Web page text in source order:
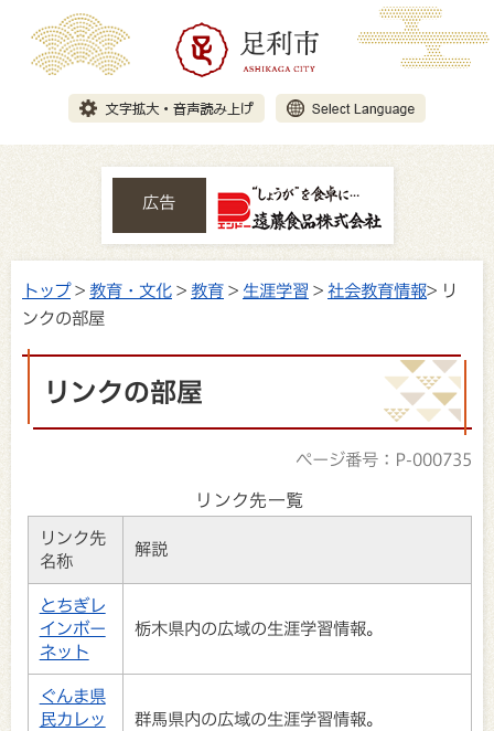
広告
トップ> 教育・文化 > 教育 > 生涯学習 > 社会教育情報> リ
ンクの部屋
リンクの部屋
ページ番号：P-000735
リンク先一覧
リンク先
名称
解説
とちぎレ
インボー
ネット
栃木県内の広域の生涯学習情報。
ぐんま県
民カレッ
群馬県内の広域の生涯学習情報。